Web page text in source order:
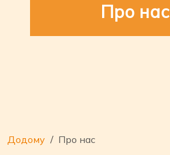
Про нас
Додому Про нас